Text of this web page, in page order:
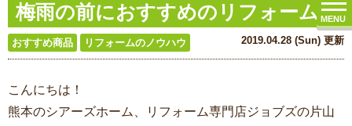
MENU
梅雨の前におすすめのリフォーム
おすすめ商品 リフォームのノウハウ 2019.04.28 (Sun) 更新
こんにちは！
熊本のシアーズホーム、リフォーム専門店ジョブズの片山